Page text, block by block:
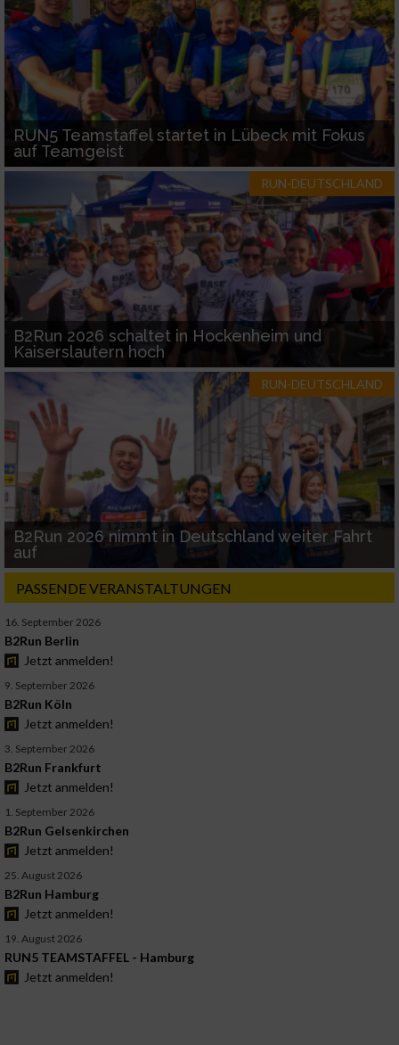
RUN5 Teamstaffel startet in Lübeck mit Fokus
auf Teamgeist
RUN-DEUTSCHLAND
B2Run 2026 schaltet in Hockenheim und
Kaiserslautern hoch
RUN-DEUTSCHLAND
B2Run 2026 nimmt in Deutschland weiter Fahrt
auf
PASSENDE VERANSTALTUNGEN
16. September 2026
B2Run Berlin
Jetzt anmelden!
9. September 2026
B2Run Köln
Jetzt anmelden!
3. September 2026
B2Run Frankfurt
Jetzt anmelden!
1. September 2026
B2Run Gelsenkirchen
Jetzt anmelden!
25. August 2026
B2Run Hamburg
Jetzt anmelden!
19. August 2026
RUN5 TEAMSTAFFEL - Hamburg
Jetzt anmelden!